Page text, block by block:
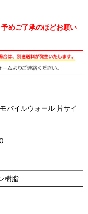
めご了承のほどお願い
バイルウォール 片サイ
樹脂